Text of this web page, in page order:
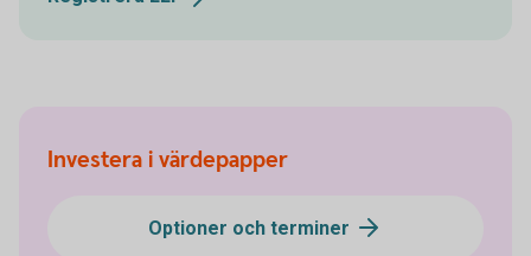
Investera i värdepapper
Optioner och terminer